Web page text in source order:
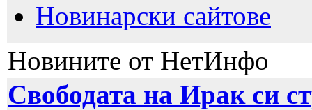
Новинарски сайтове
Новините от НетИнфо
Свободата на Ирак си